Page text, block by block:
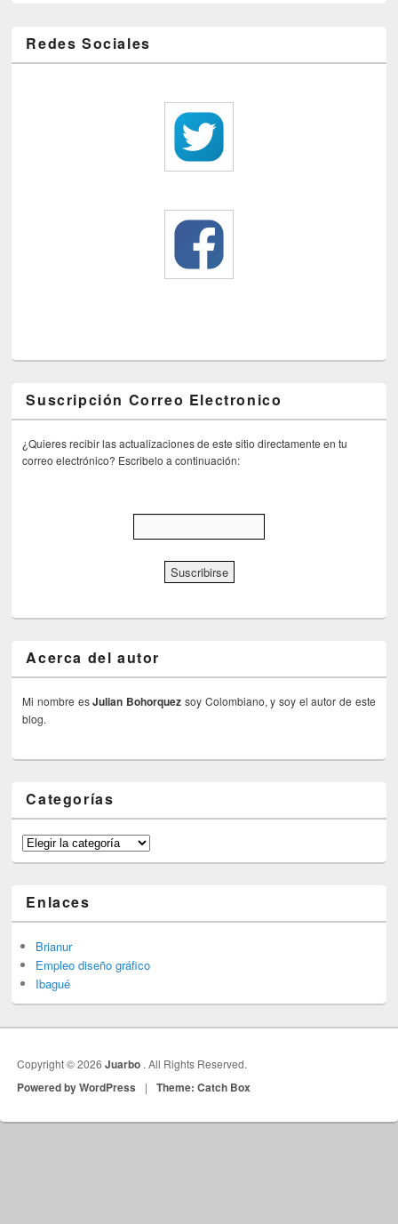
Redes Sociales
Suscripción Correo Electronico
¿Quieres recibir las actualizaciones de este sitio directamente en tu
correo electrónico? Escribelo a continuación:
Acerca del autor
Mi nombre esJulian Bohorquez soy Colombiano, y soy el autor de este
blog.
Categorías
Categorías
Enlaces
Brianur
Empleo diseño gráfico
Ibagué
Copyright © 2026Juarbo . All Rights Reserved.
Powered by WordPress | Theme: Catch Box